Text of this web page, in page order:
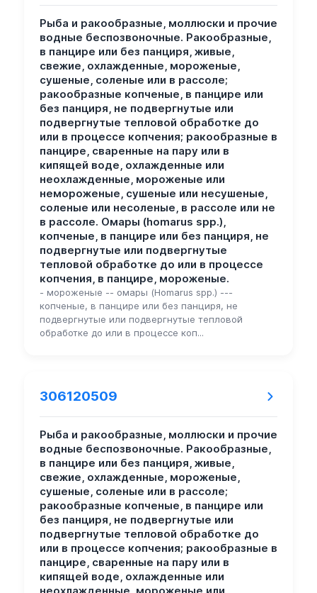
Рыба и ракообразные, моллюски и прочие
водные беспозвоночные. Ракообразные,
в панцире или без панциря, живые,
свежие, охлажденные, мороженые,
сушеные, соленые или в рассоле;
ракообразные копченые, в панцире или
без панциря, не подвергнутые или
подвергнутые тепловой обработке до
или в процессе копчения; ракообразные в
панцире, сваренные на пару или в
кипящей воде, охлажденные или
неохлажденные, мороженые или
немороженые, сушеные или несушеные,
соленые или несоленые, в рассоле или не
в рассоле. Омары (homarus spp.),
копченые, в панцире или без панциря, не
подвергнутые или подвергнутые
тепловой обработке до или в процессе
копчения, в панцире, мороженые.
- мороженые -- омары (Homarus spp.) ---
копченые, в панцире или без панциря, не
подвергнутые или подвергнутые тепловой
обработке до или в процессе коп...
306120509
Рыба и ракообразные, моллюски и прочие
водные беспозвоночные. Ракообразные,
в панцире или без панциря, живые,
свежие, охлажденные, мороженые,
сушеные, соленые или в рассоле;
ракообразные копченые, в панцире или
без панциря, не подвергнутые или
подвергнутые тепловой обработке до
или в процессе копчения; ракообразные в
панцире, сваренные на пару или в
кипящей воде, охлажденные или